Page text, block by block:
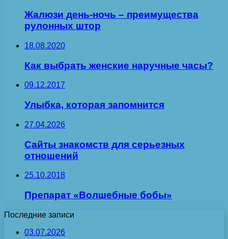
Жалюзи день-ночь – преимущества
рулонных штор
18.08.2020
Как выбрать женские наручные часы?
09.12.2017
Улыбка, которая запомнится
27.04.2026
Сайты знакомств для серьезных
отношений
25.10.2018
Препарат «Волшебные бобы»
Последние записи
03.07.2026